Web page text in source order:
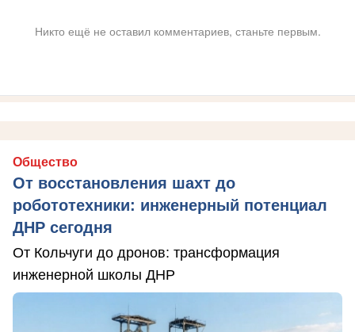
Никто ещё не оставил комментариев, станьте первым.
Общество
От восстановления шахт до
робототехники: инженерный потенциал
ДНР сегодня
От Кольчуги до дронов: трансформация
инженерной школы ДНР